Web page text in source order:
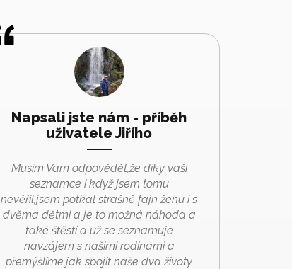
Napsali jste nám - příběh
uživatele Jiřího
Musím Vám odpovědět,že díky vaší
seznamce i když jsem tomu
nevěřil,jsem potkal strašně fajn ženu i s
dvěma dětmi a je to možná náhoda a
také štěstí a už se seznamuje
navzájem s našimi rodinami a
přemýšlíme,jak spojit naše dva životy